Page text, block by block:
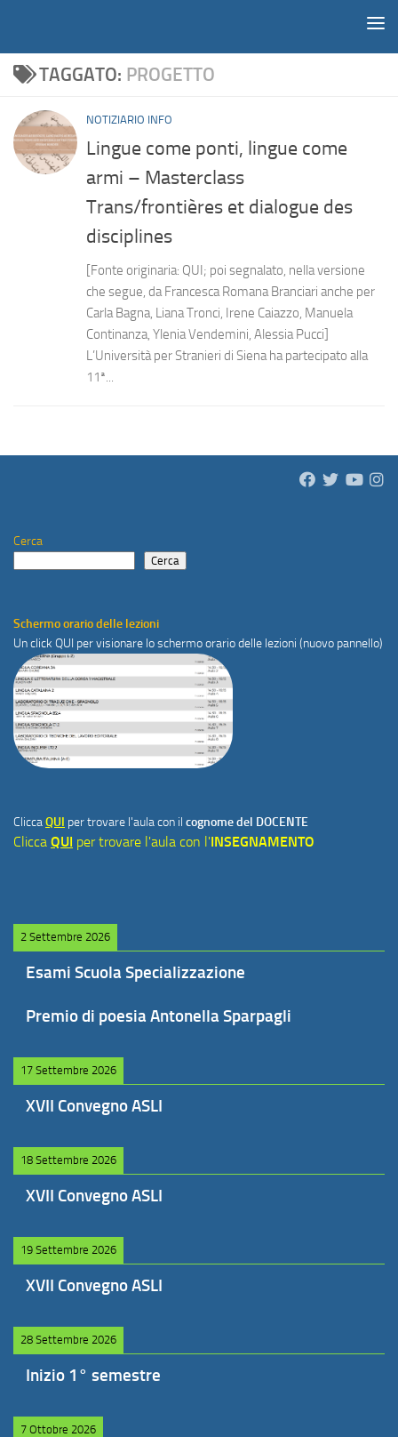
TAGGATO: PROGETTO
NOTIZIARIO INFO
Lingue come ponti, lingue come
armi – Masterclass
Trans/frontières et dialogue des
disciplines
[Fonte originaria: QUI; poi segnalato, nella versione
che segue, da Francesca Romana Branciari anche per
Carla Bagna, Liana Tronci, Irene Caiazzo, Manuela
Continanza, Ylenia Vendemini, Alessia Pucci]
L’Università per Stranieri di Siena ha partecipato alla
11ª...
Cerca
Cerca
Schermo orario delle lezioni
Un click QUI per visionare lo schermo orario delle lezioni (nuovo pannello)
CliccaQUI per trovare l'aula con il cognome del DOCENTE
Clicca QUI per trovare l'aula con l'INSEGNAMENTO
2 Settembre 2026
Esami Scuola Specializzazione
Premio di poesia Antonella Sparpagli
17 Settembre 2026
XVII Convegno ASLI
18 Settembre 2026
XVII Convegno ASLI
19 Settembre 2026
XVII Convegno ASLI
28 Settembre 2026
Inizio 1° semestre
7 Ottobre 2026